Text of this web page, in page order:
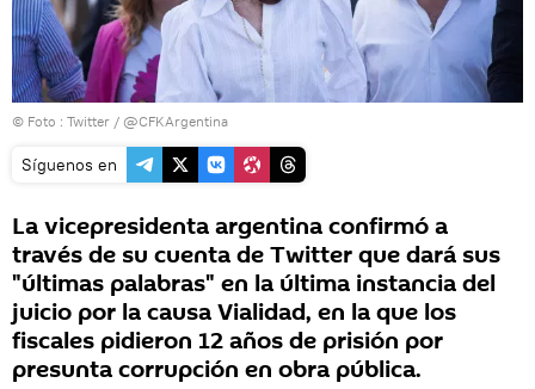
© Foto : Twitter / @CFKArgentina
Síguenos en
La vicepresidenta argentina confirmó a
través de su cuenta de Twitter que dará sus
"últimas palabras" en la última instancia del
juicio por la causa Vialidad, en la que los
fiscales pidieron 12 años de prisión por
presunta corrupción en obra pública.